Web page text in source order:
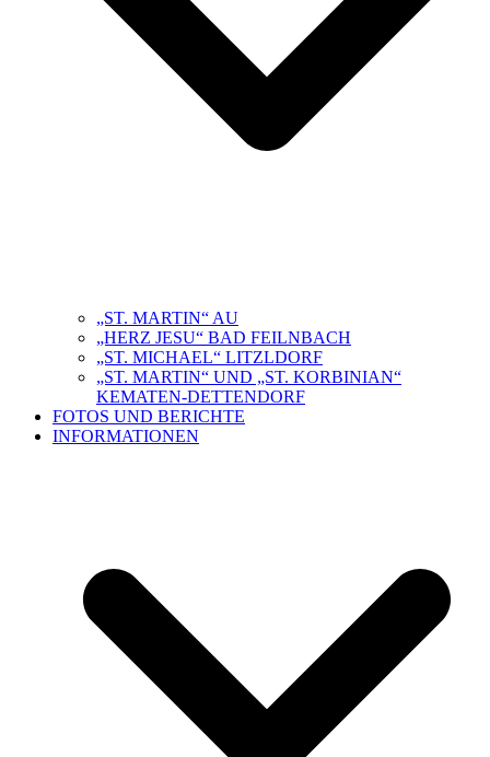
„ST. MARTIN“ AU
„HERZ JESU“ BAD FEILNBACH
„ST. MICHAEL“ LITZLDORF
„ST. MARTIN“ UND „ST. KORBINIAN“
KEMATEN-DETTENDORF
FOTOS UND BERICHTE
INFORMATIONEN